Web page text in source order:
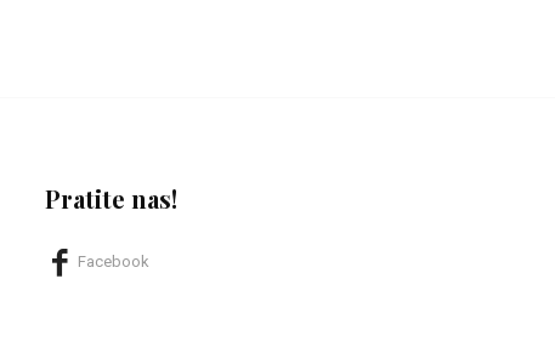
Pratite nas!
Facebook